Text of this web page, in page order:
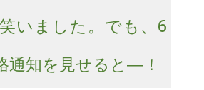
いました。でも、6
通知を見せると―！